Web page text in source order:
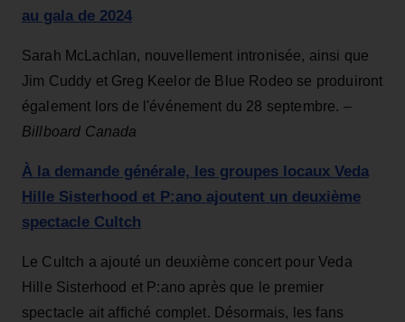
au gala de 2024
Sarah McLachlan, nouvellement intronisée, ainsi que
Jim Cuddy et Greg Keelor de Blue Rodeo se produiront
également lors de l'événement du 28 septembre. –
Billboard Canada
À la demande générale, les groupes locaux Veda
Hille Sisterhood et P:ano ajoutent un deuxième
spectacle Cultch
Le Cultch a ajouté un deuxième concert pour Veda
Hille Sisterhood et P:ano après que le premier
spectacle ait affiché complet. Désormais, les fans